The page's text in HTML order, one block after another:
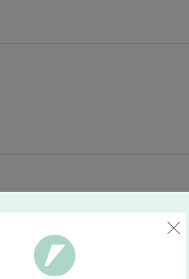
– en
media om framstående